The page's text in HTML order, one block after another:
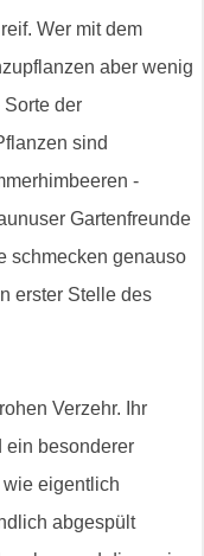
Wer mit dem
aber wenig
der
sind
-
Gartenfreunde
schmecken genauso
erster Stelle des
Verzehr. Ihr
ein besonderer
eigentlich
abgespült